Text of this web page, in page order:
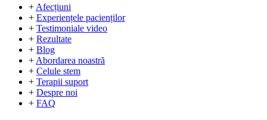
+ Afecțiuni
+ Experiențele pacienților
+ Testimoniale video
+ Rezultate
+ Blog
+ Abordarea noastră
+ Celule stem
+ Terapii suport
+ Despre noi
+ FAQ